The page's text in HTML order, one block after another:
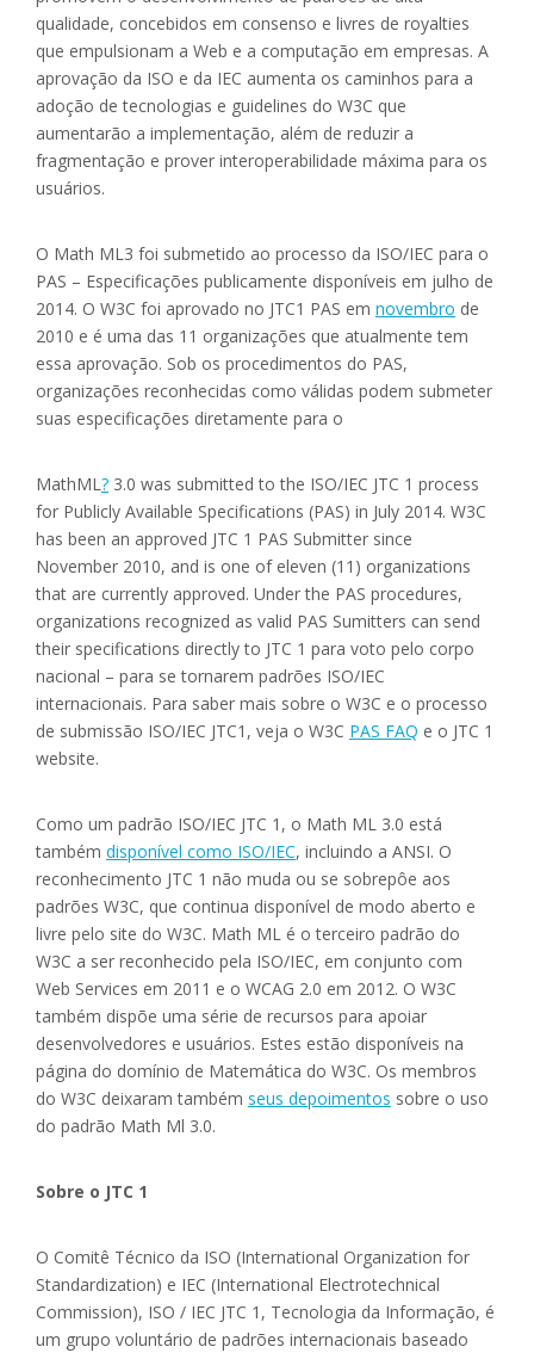
qualidade, concebidos em consenso e livres de royalties
que empulsionam a Web e a computação em empresas. A
aprovação da ISO e da IEC aumenta os caminhos para a
adoção de tecnologias e guidelines do W3C que
aumentarão a implementação, além de reduzir a
fragmentação e prover interoperabilidade máxima para os
usuários.
O Math ML3 foi submetido ao processo da ISO/IEC para o
PAS – Especificações publicamente disponíveis em julho de
2014. O W3C foi aprovado no JTC1 PAS em novembro de
2010 e é uma das 11 organizações que atualmente tem
essa aprovação. Sob os procedimentos do PAS,
organizações reconhecidas como válidas podem submeter
suas especificações diretamente para o
MathML? 3.0 was submitted to the ISO/IEC JTC 1 process
for Publicly Available Specifications (PAS) in July 2014. W3C
has been an approved JTC 1 PAS Submitter since
November 2010, and is one of eleven (11) organizations
that are currently approved. Under the PAS procedures,
organizations recognized as valid PAS Sumitters can send
their specifications directly to JTC 1 para voto pelo corpo
nacional – para se tornarem padrões ISO/IEC
internacionais. Para saber mais sobre o W3C e o processo
de submissão ISO/IEC JTC1, veja o W3C PAS FAQ e o JTC 1
website.
Como um padrão ISO/IEC JTC 1, o Math ML 3.0 está
também disponível como ISO/IEC, incluindo a ANSI. O
reconhecimento JTC 1 não muda ou se sobrepôe aos
padrões W3C, que continua disponível de modo aberto e
livre pelo site do W3C. Math ML é o terceiro padrão do
W3C a ser reconhecido pela ISO/IEC, em conjunto com
Web Services em 2011 e o WCAG 2.0 em 2012. O W3C
também dispõe uma série de recursos para apoiar
desenvolvedores e usuários. Estes estão disponíveis na
página do domínio de Matemática do W3C. Os membros
do W3C deixaram também seus depoimentos sobre o uso
do padrão Math Ml 3.0.
Sobre o JTC 1
O Comitê Técnico da ISO (International Organization for
Standardization) e IEC (International Electrotechnical
Commission), ISO / IEC JTC 1, Tecnologia da Informação, é
um grupo voluntário de padrões internacionais baseado